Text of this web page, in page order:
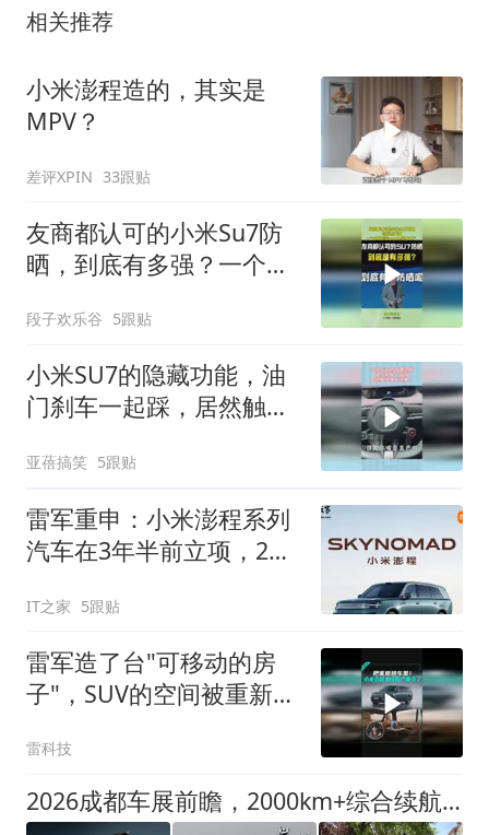
相关推荐
小米澎程造的，其实是
MPV？
差评XPIN 33跟贴
友商都认可的小米Su7防
晒，到底有多强？一个小
段子欢乐谷 5跟贴
小米SU7的隐藏功能，油
门刹车一起踩，居然触发
亚蓓搞笑 5跟贴
雷军重申：小米澎程系列
汽车在3年半前立项，2年
IT之家 5跟贴
雷军造了台"可移动的房
子"，SUV的空间被重新定
雷科技
2026成都车展前瞻，2000km+综合续航会成为新内卷点吗？